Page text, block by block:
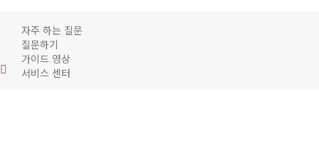
자주 하는 질문
질문하기
가이드 영상
서비스 센터